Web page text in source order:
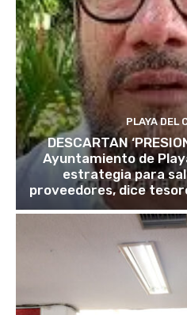
PLAYA DEL
DESCARTAN
Ayuntamiento de
estrategia para
proveedores, dice